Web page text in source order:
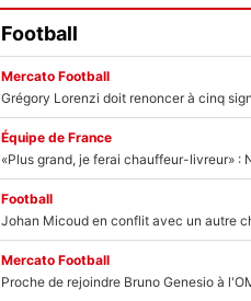
Football
Mercato Football
Équipe de France
Football
Mercato Football